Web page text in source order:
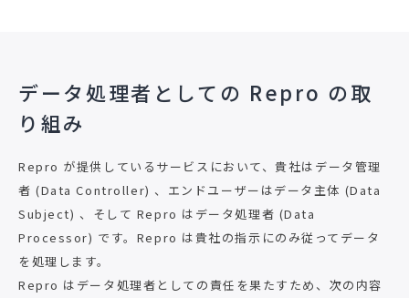
データ処理者としての Repro の取
り組み
Repro が提供しているサービスにおいて、貴社はデータ管理
者 (Data Controller) 、エンドユーザーはデータ主体 (Data
Subject) 、そして Repro はデータ処理者 (Data
Processor) です。Repro は貴社の指示にのみ従ってデータ
を処理します。
Repro はデータ処理者としての責任を果たすため、次の内容